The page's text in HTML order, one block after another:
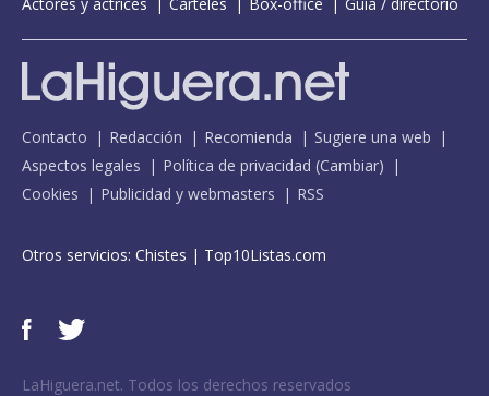
Contacto Redacción Recomienda
Sugiere una web
Aspectos legales
Política de privacidad (Cambiar)
Cookies
Publicidad y webmasters RSS
Otros servicios: Chistes | Top10Listas.com
LaHiguera.net. Todos los derechos reservados